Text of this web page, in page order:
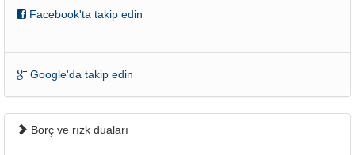
Facebook'ta takip edin
Google'da takip edin
Borç ve rızk duaları